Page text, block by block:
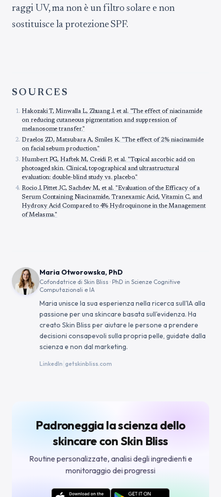
raggi UV, ma non è un filtro solare e non
sostituisce la protezione SPF.
SOURCES
Hakozaki T, Minwalla L, Zhuang J, et al. "The effect of niacinamide
on reducing cutaneous pigmentation and suppression of
melanosome transfer."
Draelos ZD, Matsubara A, Smiles K. "The effect of 2% niacinamide
on facial sebum production."
Humbert PG, Haftek M, Creidi P, et al. "Topical ascorbic acid on
photoaged skin. Clinical, topographical and ultrastructural
evaluation: double-blind study vs. placebo."
Rocio J, Pittet JC, Sachdev M, et al. "Evaluation of the Efficacy of a
Serum Containing Niacinamide, Tranexamic Acid, Vitamin C, and
Hydroxy Acid Compared to 4% Hydroquinone in the Management
of Melasma."
Maria Otworowska, PhD
Cofondatrice di Skin Bliss · PhD in Scienze Cognitive
Computazionali e IA
Maria unisce la sua esperienza nella ricerca sull'IA alla
passione per una skincare basata sull'evidenza. Ha
creato Skin Bliss per aiutare le persone a prendere
decisioni consapevoli sulla propria pelle, guidate dalla
scienza e non dal marketing.
LinkedIn getskinbliss.com
Padroneggia la scienza dello
skincare con Skin Bliss
Routine personalizzate, analisi degli ingredienti e
monitoraggio dei progressi